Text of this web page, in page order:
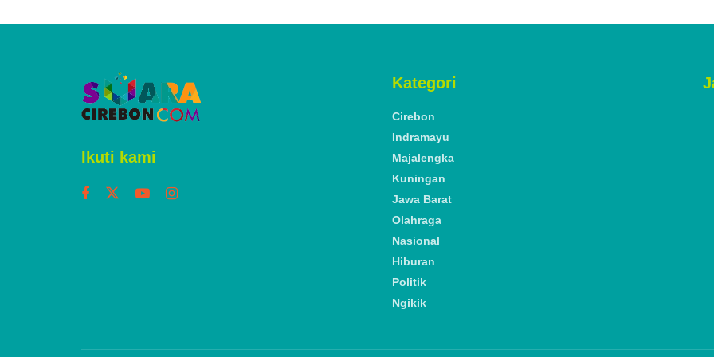
Ikuti kami
Kategori
Cirebon
Indramayu
Majalengka
Kuningan
Jawa Barat
Olahraga
Nasional
Hiburan
Politik
Ngikik